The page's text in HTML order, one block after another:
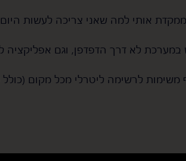
אותי למה שאני צריכה לעשות
לא דרך הדפדפן, וגם אפליקציה
לרשימה ליטרלי מכל מקום (כולל